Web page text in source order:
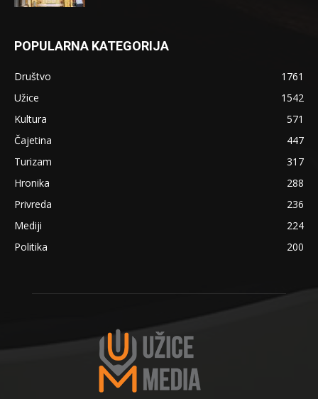
POPULARNA KATEGORIJA
Društvo
1761
Užice
1542
Kultura
571
Čajetina
447
Turizam
317
Hronika
288
Privreda
236
Mediji
224
Politika
200